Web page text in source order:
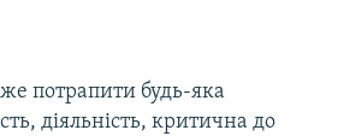
потрапити будь-яка
діяльність, критична до